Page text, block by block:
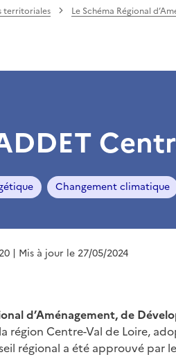
territoriales Le Schéma Régional
Changement climatique
| Mis à jour le 27/05/2024
d’Aménagement, de
région Centre-Val de Loire,
régional a été approuvé par